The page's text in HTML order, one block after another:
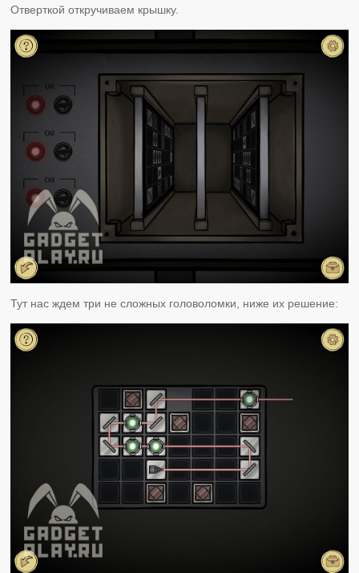
Отверткой откручиваем крышку.
Тут нас ждем три не сложных головоломки, ниже их решение: